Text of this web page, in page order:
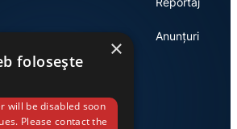
Anunțuri
×
folosește
will be disabled soon
Please contact the